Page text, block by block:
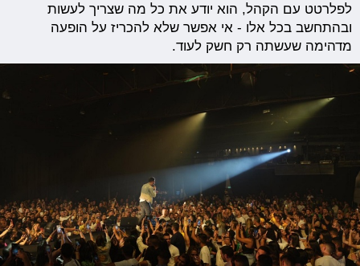
לפלרטט עם הקהל, הוא יודע את כל מה שצריך לעשות
ובהתחשב בכל אלו - אי אפשר שלא להכריז על הופעה
מדהימה שעשתה רק חשק לעוד.